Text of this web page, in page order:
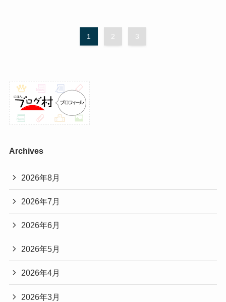
1 2 3
Archives
2026年8月
2026年7月
2026年6月
2026年5月
2026年4月
2026年3月